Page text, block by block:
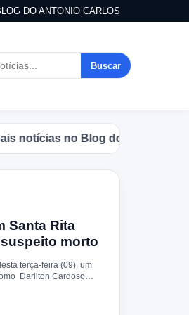
DO ANTONIO CARLOS
Buscar
no Blog do Antonio Carlos.
Santa Rita
morto
terça-feira (09), um
Darliton Cardoso
com a Polícia
zona rural de
a PM, os policiais